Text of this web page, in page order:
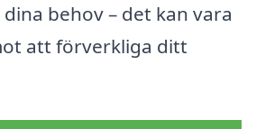
behov – det kan vara
att förverkliga ditt